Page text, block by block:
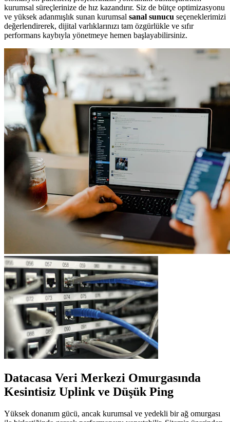
kurumsal süreçlerinize de hız kazandırır. Siz de bütçe optimizasyonu
ve yüksek adanmışlık sunan kurumsal sanal sunucu seçeneklerimizi
değerlendirerek, dijital varlıklarınızı tam özgürlükle ve sıfır
performans kaybıyla yönetmeye hemen başlayabilirsiniz.
Datacasa Veri Merkezi Omurgasında
Kesintisiz Uplink ve Düşük Ping
Yüksek donanım gücü, ancak kurumsal ve yedekli bir ağ omurgası